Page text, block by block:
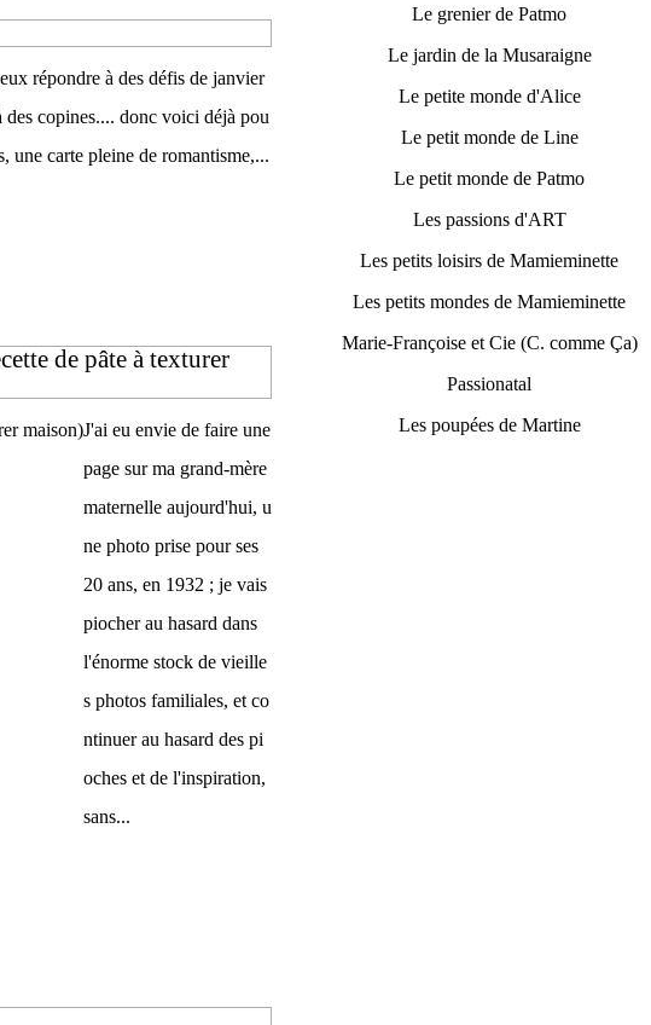
répondre à des défis de janvier
copines.... donc voici déjà pou
une carte pleine de romantisme,...
de pâte à texturer
J'ai eu envie de faire une
page sur ma grand-mère
maternelle aujourd'hui, u
ne photo prise pour ses
20 ans, en 1932 ; je vais
piocher au hasard dans
l'énorme stock de vieille
s photos familiales, et co
ntinuer au hasard des pi
oches et de l'inspiration,
sans...
Le grenier de Patmo
Le jardin de la Musaraigne
Le petite monde d'Alice
Le petit monde de Line
Le petit monde de Patmo
Les passions d'ART
Les petits loisirs de Mamieminette
Les petits mondes de Mamieminette
Marie-Françoise et Cie (C. comme Ça)
Passionatal
Les poupées de Martine